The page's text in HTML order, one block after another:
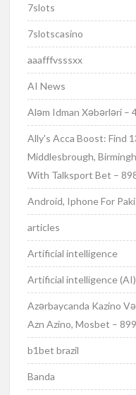
7slots
7slotscasino
aaafffvsssxx
AI News
Aləm Idman Xəbərləri –
Ally's Acca Boost: Find
Middlesbrough,
With Talksport Bet –
Android, Iphone For
articles
Artificial intelligence
Artificial intelligence (AI)
Azərbaycanda Kazino
Azn Azino, Mosbet – 899
b1bet brazil
Banda